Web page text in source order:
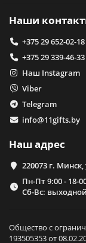
Наши
+375 29 652-02-18
+375 29 339-46-33
Наш Instagram
Viber
Telegram
info@11gifts.by
Наш адрес
220073 г.
Пн-Пт 9:00 - 18-
Сб-Вс: выходной
Общество с
193505353 от